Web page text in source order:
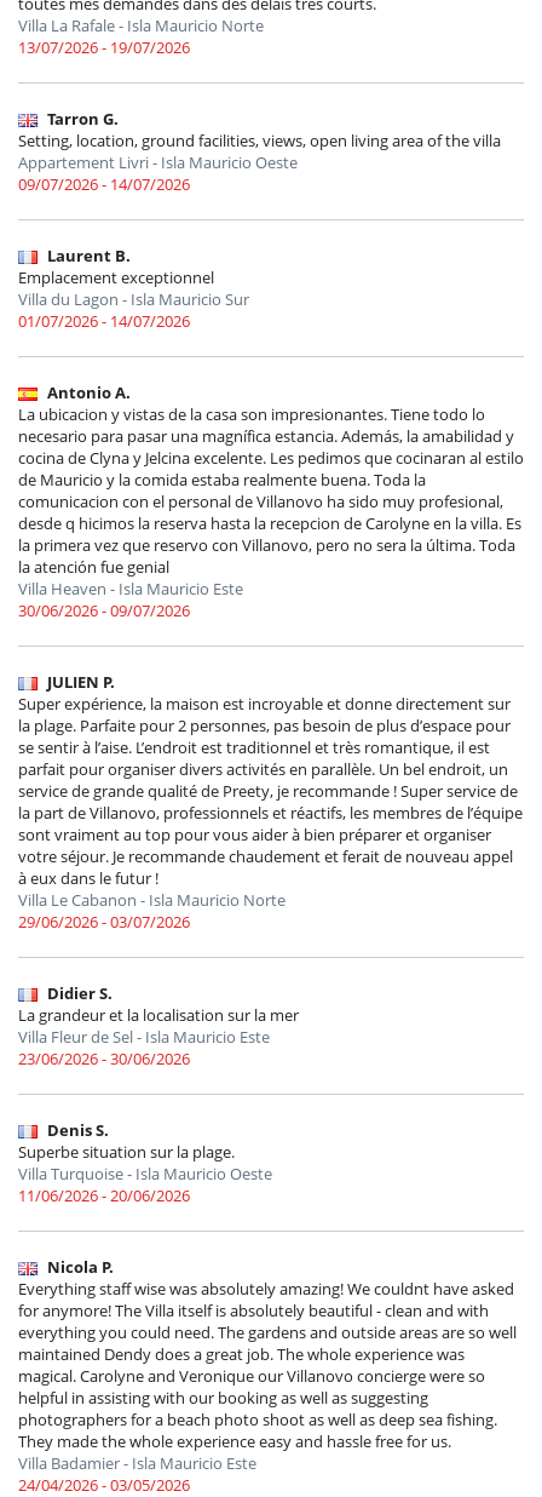
Villa La Rafale - Isla Mauricio Norte
13/07/2026 - 19/07/2026
Tarron G.
Setting, location, ground facilities, views, open living area of the villa
Appartement Livri - Isla Mauricio Oeste
09/07/2026 - 14/07/2026
Laurent B.
Emplacement exceptionnel
Villa du Lagon - Isla Mauricio Sur
01/07/2026 - 14/07/2026
Antonio A.
La ubicacion y vistas de la casa son impresionantes. Tiene todo lo
necesario para pasar una magnífica estancia. Además, la amabilidad y
cocina de Clyna y Jelcina excelente. Les pedimos que cocinaran al estilo
de Mauricio y la comida estaba realmente buena. Toda la
comunicacion con el personal de Villanovo ha sido muy profesional,
desde q hicimos la reserva hasta la recepcion de Carolyne en la villa. Es
la primera vez que reservo con Villanovo, pero no sera la última. Toda
la atención fue genial
Villa Heaven - Isla Mauricio Este
30/06/2026 - 09/07/2026
JULIEN P.
Super expérience, la maison est incroyable et donne directement sur
la plage. Parfaite pour 2 personnes, pas besoin de plus d’espace pour
se sentir à l’aise. L’endroit est traditionnel et très romantique, il est
parfait pour organiser divers activités en parallèle. Un bel endroit, un
service de grande qualité de Preety, je recommande ! Super service de
la part de Villanovo, professionnels et réactifs, les membres de l’équipe
sont vraiment au top pour vous aider à bien préparer et organiser
votre séjour. Je recommande chaudement et ferait de nouveau appel
à eux dans le futur !
Villa Le Cabanon - Isla Mauricio Norte
29/06/2026 - 03/07/2026
Didier S.
La grandeur et la localisation sur la mer
Villa Fleur de Sel - Isla Mauricio Este
23/06/2026 - 30/06/2026
Denis S.
Superbe situation sur la plage.
Villa Turquoise - Isla Mauricio Oeste
11/06/2026 - 20/06/2026
Nicola P.
Everything staff wise was absolutely amazing! We couldnt have asked
for anymore! The Villa itself is absolutely beautiful - clean and with
everything you could need. The gardens and outside areas are so well
maintained Dendy does a great job. The whole experience was
magical. Carolyne and Veronique our Villanovo concierge were so
helpful in assisting with our booking as well as suggesting
photographers for a beach photo shoot as well as deep sea fishing.
They made the whole experience easy and hassle free for us.
Villa Badamier - Isla Mauricio Este
24/04/2026 - 03/05/2026